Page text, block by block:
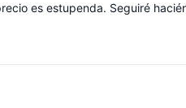
es estupenda. Seguiré